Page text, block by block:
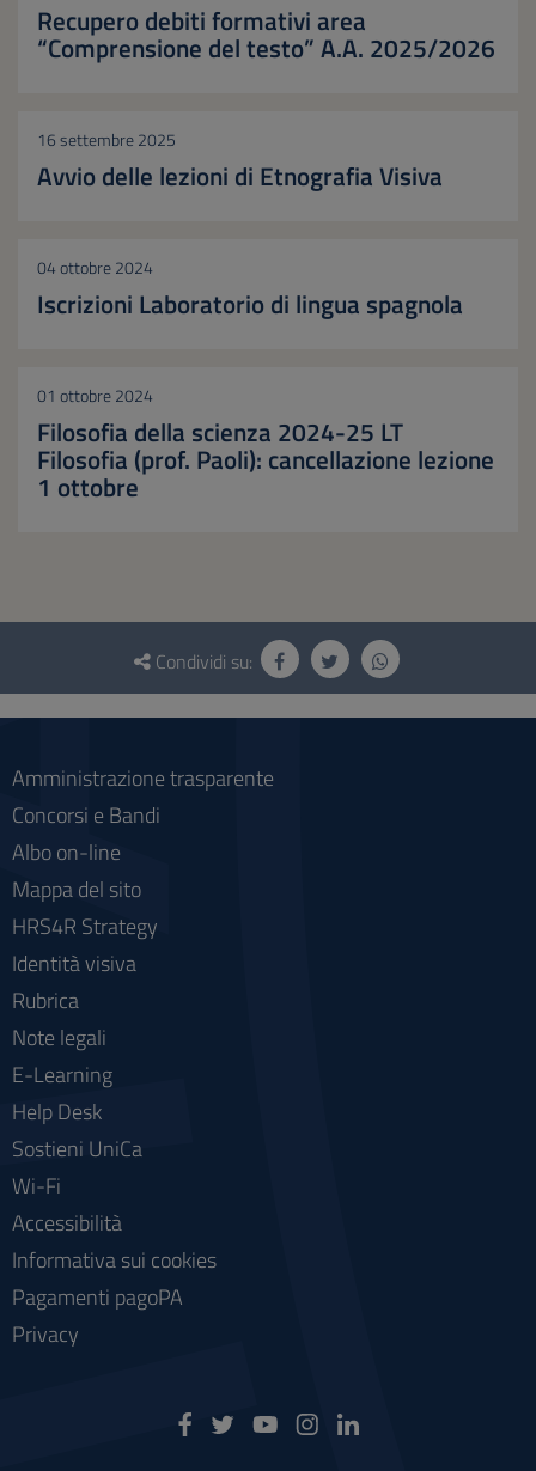
Recupero debiti formativi area
“Comprensione del testo” A.A. 2025/2026
16 settembre 2025
Avvio delle lezioni di Etnografia Visiva
04 ottobre 2024
Iscrizioni Laboratorio di lingua spagnola
01 ottobre 2024
Filosofia della scienza 2024-25 LT
Filosofia (prof. Paoli): cancellazione lezione
1 ottobre
Questionario
social
Condividi su:
Amministrazione trasparente
Concorsi e Bandi
Albo on-line
Mappa del sito
HRS4R Strategy
Identità visiva
Rubrica
Note legali
E-Learning
Help Desk
Sostieni UniCa
Wi-Fi
Accessibilità
Informativa sui cookies
Pagamenti pagoPA
Privacy